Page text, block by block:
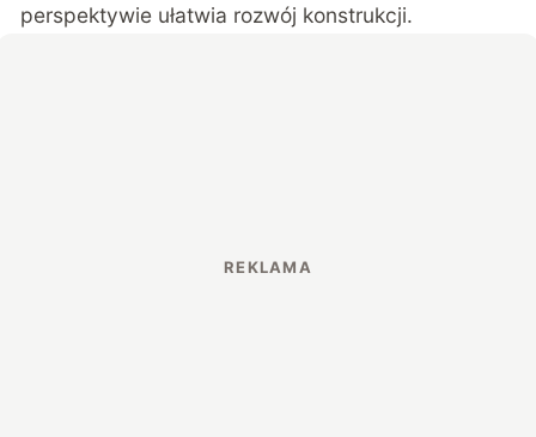
perspektywie ułatwia rozwój konstrukcji.